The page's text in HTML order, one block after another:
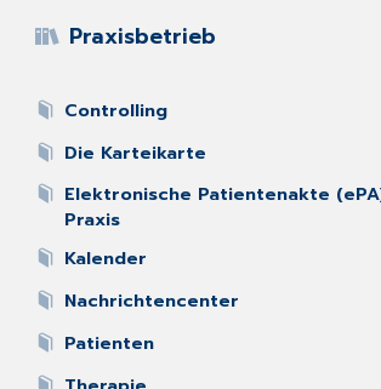
Praxisbetrieb
Controlling
Die Karteikarte
Elektronische Patientenakte
Praxis
Kalender
Nachrichtencenter
Patienten